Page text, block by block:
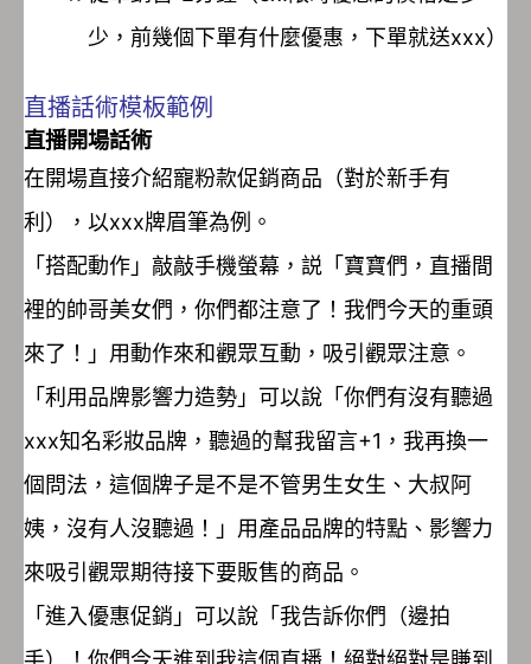
少，前幾個下單有什麼優惠，下單就送xxx）
直播話術模板範例
直播開場話術
在開場直接介紹寵粉款促銷商品（對於新手有
利），以xxx牌眉筆為例。
「搭配動作」敲敲手機螢幕，説「寶寶們，直播間
裡的帥哥美女們，你們都注意了！我們今天的重頭
來了！」用動作來和觀眾互動，吸引觀眾注意。
「利用品牌影響力造勢」可以說「你們有沒有聽過
xxx知名彩妝品牌，聽過的幫我留言+1，我再換一
個問法，這個牌子是不是不管男生女生、大叔阿
姨，沒有人沒聽過！」用產品品牌的特點、影響力
來吸引觀眾期待接下要販售的商品。
「進入優惠促銷」可以說「我告訴你們（邊拍